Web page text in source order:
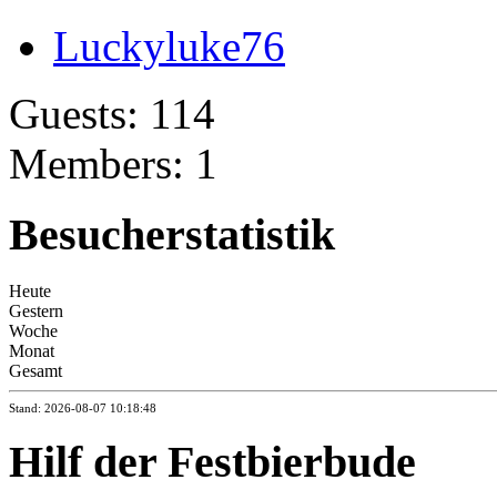
Luckyluke76
Guests: 114
Members: 1
Besucherstatistik
Heute
Gestern
Woche
Monat
Gesamt
Stand: 2026-08-07 10:18:48
Hilf der Festbierbude